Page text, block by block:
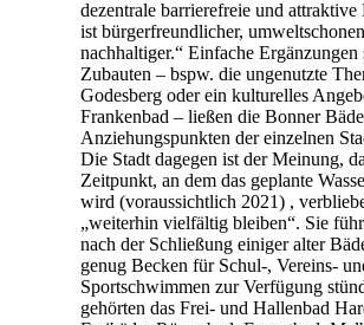
dezentrale barrierefreie und attraktive
ist bürgerfreundlicher,
nachhaltiger.“ Einfache
Zubauten – bspw. die ungenutzte
Godesberg oder ein kulturelles
Frankenbad – ließen die Bonner
Anziehungspunkten der einzelnen
Die Stadt dagegen ist der Meinung,
Zeitpunkt, an dem das geplante
wird (voraussichtlich 2021) ,
„weiterhin vielfältig bleiben“. Sie
nach der Schließung einiger alter
genug Becken für Schul-, Vereins-
Sportschwimmen zur Verfügung
gehörten das Frei- und Hallenbad